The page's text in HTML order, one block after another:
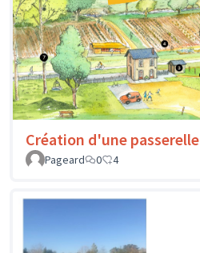
Création d'une passerelle
Pageard
0 4